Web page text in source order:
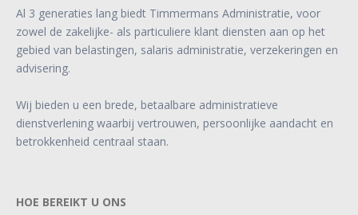
Al 3 generaties lang biedt Timmermans Administratie, voor
zowel de zakelijke- als particuliere klant diensten aan op het
gebied van belastingen, salaris administratie, verzekeringen en
advisering.
Wij bieden u een brede, betaalbare administratieve
dienstverlening waarbij vertrouwen, persoonlijke aandacht en
betrokkenheid centraal staan.
HOE BEREIKT U ONS